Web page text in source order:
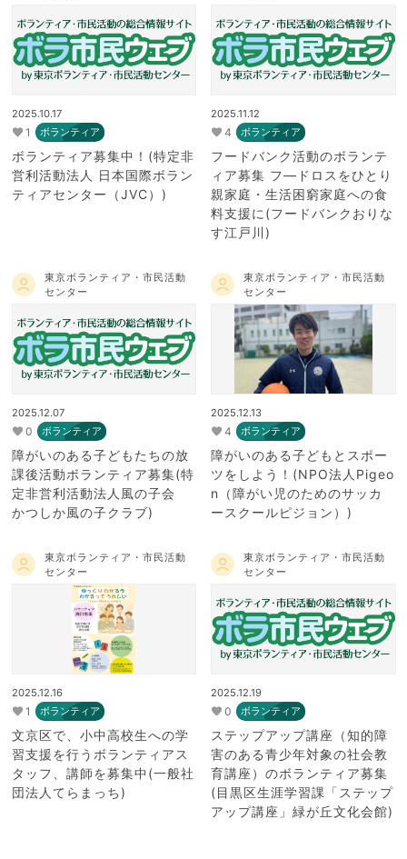
2025.10.17
1 ボランティア
ボランティア募集中！(特定非
営利活動法人 日本国際ボラン
ティアセンター（JVC）)
2025.11.12
4 ボランティア
フードバンク活動のボランテ
ィア募集 フ―ドロスをひとり
親家庭・生活困窮家庭への食
料支援に(フードバンクおりな
す江戸川)
東京ボランティア・市民活動
センター
2025.12.07
0 ボランティア
障がいのある子どもたちの放
課後活動ボランティア募集(特
定非営利活動法人風の子会
かつしか風の子クラブ)
東京ボランティア・市民活動
センター
2025.12.13
4 ボランティア
障がいのある子どもとスポー
ツをしよう！(NPO法人Pigeo
n（障がい児のためのサッカ
ースクールピジョン）)
東京ボランティア・市民活動
センター
2025.12.16
1 ボランティア
文京区で、小中高校生への学
習支援を行うボランティアス
タッフ、講師を募集中(一般社
団法人てらまっち)
東京ボランティア・市民活動
センター
2025.12.19
0 ボランティア
ステップアップ講座（知的障
害のある青少年対象の社会教
育講座）のボランティア募集
(目黒区生涯学習課「ステップ
アップ講座」緑が丘文化会館)